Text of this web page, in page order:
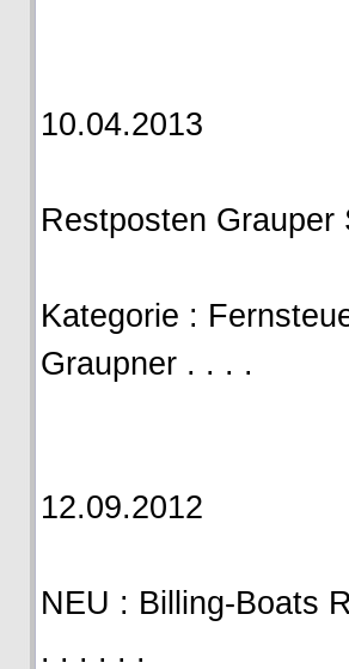
10.04.2013
Restposten Grauper
Kategorie :
Graupner . . . .
12.09.2012
NEU : Billing-Boats
. . . . . .